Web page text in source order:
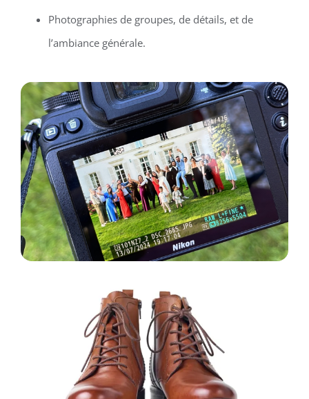
Photographies de groupes, de détails, et de
l’ambiance générale.